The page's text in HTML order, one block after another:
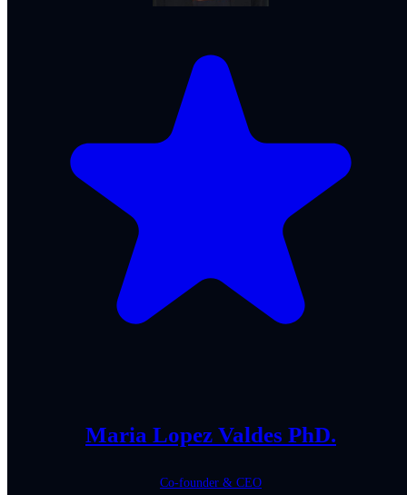
Maria Lopez Valdes PhD.
Co-founder & CEO